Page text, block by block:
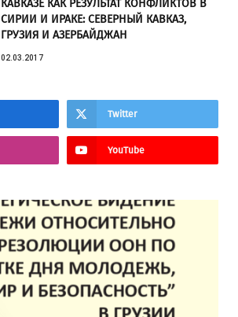
КАВКАЗЕ КАК РЕЗУЛЬТАТ КОНФЛИКТОВ В
СИРИИ И ИРАКЕ: СЕВЕРНЫЙ КАВКАЗ,
ГРУЗИЯ И АЗЕРБАЙДЖАН
02.03.2017
Twitter
YouTube